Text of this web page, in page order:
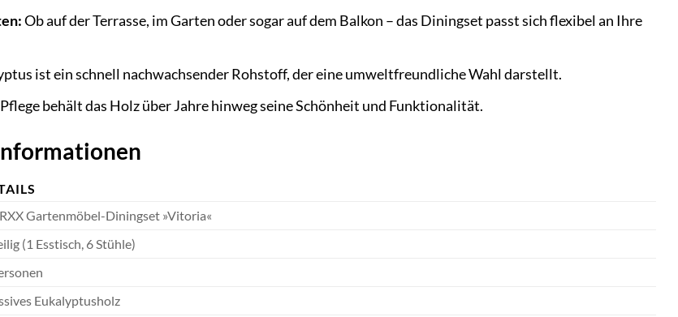
Ob auf der Terrasse, im Garten oder sogar auf dem Balkon – das Diningset passt sich flexibel an Ihre
ist ein schnell nachwachsender Rohstoff, der eine umweltfreundliche Wahl darstellt.
behält das Holz über Jahre hinweg seine Schönheit und Funktionalität.
Gartenmöbel-Diningset »Vitoria«
(1 Esstisch, 6 Stühle)
Eukalyptusholz